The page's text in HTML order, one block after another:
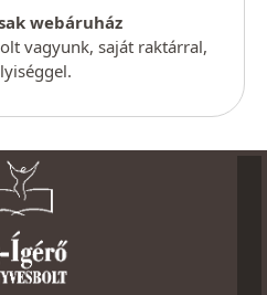
webáruház
vagyunk, saját raktárral,